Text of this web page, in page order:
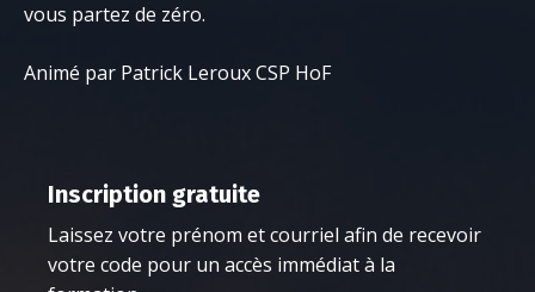
vous partez de zéro.
Animé par Patrick Leroux CSP HoF
Inscription gratuite
Laissez votre prénom et courriel afin de recevoir
votre code pour un accès immédiat à la